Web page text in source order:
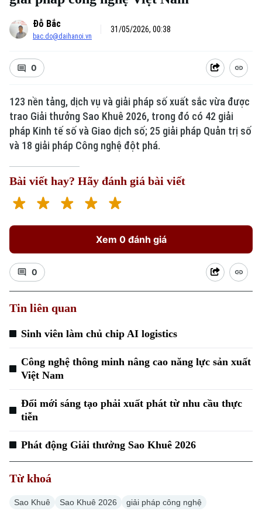
Xu hướng
Chuyên mục
Đỗ Bắc
bac.do@daihanoi.vn
31/05/2026, 00:38
0
123 nền tảng, dịch vụ và giải pháp số xuất sắc vừa được
trao Giải thưởng Sao Khuê 2026, trong đó có 42 giải
pháp Kinh tế số và Giao dịch số; 25 giải pháp Quản trị số
và 18 giải pháp Công nghệ đột phá.
Bài viết hay? Hãy đánh giá bài viết
Xem 0 đánh giá
0
Tin liên quan
Sinh viên làm chủ chip AI logistics
Công nghệ thông minh nâng cao năng lực sản xuất
Việt Nam
Đổi mới sáng tạo phải xuất phát từ nhu cầu thực
tiễn
Phát động Giải thưởng Sao Khuê 2026
Từ khoá
Sao Khuê Sao Khuê 2026 giải pháp công nghệ